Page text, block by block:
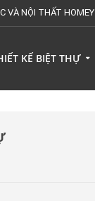
VÀ NỘI THẤT HOMEY
KẾ BIỆT THỰ